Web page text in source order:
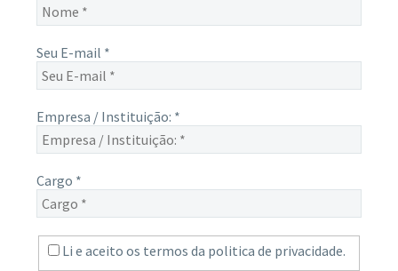
Seu E-mail *
Empresa / Instituição: *
Cargo *
Li e aceito os termos da politica de privacidade.